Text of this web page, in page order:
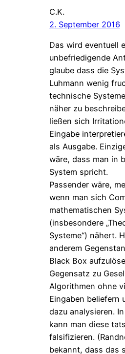
C.K.
2. September 2016
Das wird eventuell
unbefriedigende
glaube dass die
Luhmann wenig
technische
näher zu
ließen sich
Eingabe
als Ausgabe.
wäre, dass man in
System spricht.
Passender wäre,
wenn man sich
mathematischen
(insbesondere
Systeme“) nähert.
anderem
Black Box
Gegensatz zu
Algorithmen ohne
Eingaben beliefern
dazu analysieren.
kann man diese
falsifizieren.
bekannt, dass das